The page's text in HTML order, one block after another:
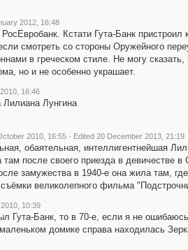
2012, 16:48
Кстати Гута-Банк пристроил
смотреть со стороны Оружейного
в греческом стиле. Не могу сказать,
но и не особенно украшает.
16:46
Лунгина
2010, 16:55 · Edited 20 December 2013, 21:19
обаятельная, интеллигентнейшая
там после своего приезда в девичестве
замужества в 1940-е она жила там, где
великолепного фильма
10:39
Гута-Банк, то в 70-е, если я не
домике справа находилась